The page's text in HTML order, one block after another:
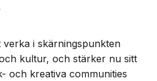
i skärningspunkten
kultur, och stärker nu sitt
och kreativa communities